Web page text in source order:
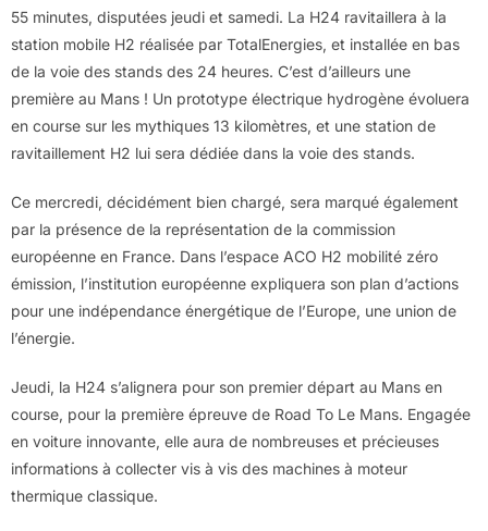
55 minutes, disputées jeudi et samedi. La H24 ravitaillera à la
station mobile H2 réalisée par TotalEnergies, et installée en bas
de la voie des stands des 24 heures. C’est d’ailleurs une
première au Mans ! Un prototype électrique hydrogène évoluera
en course sur les mythiques 13 kilomètres, et une station de
ravitaillement H2 lui sera dédiée dans la voie des stands.
Ce mercredi, décidément bien chargé, sera marqué également
par la présence de la représentation de la commission
européenne en France. Dans l’espace ACO H2 mobilité zéro
émission, l’institution européenne expliquera son plan d’actions
pour une indépendance énergétique de l’Europe, une union de
l’énergie.
Jeudi, la H24 s’alignera pour son premier départ au Mans en
course, pour la première épreuve de Road To Le Mans. Engagée
en voiture innovante, elle aura de nombreuses et précieuses
informations à collecter vis à vis des machines à moteur
thermique classique.